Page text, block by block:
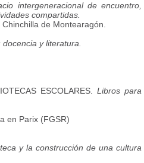
intergeneracional de encuentro,
compartidas.
de Montearagón.
y literatura.
ESCOLARES. Libros para
en Parix (FGSR)
y la construcción de una cultura